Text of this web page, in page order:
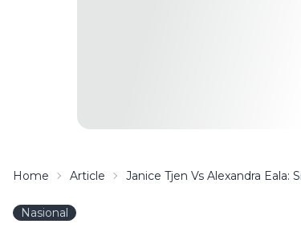
Home Article Janice Tjen Vs Alexandra
Nasional